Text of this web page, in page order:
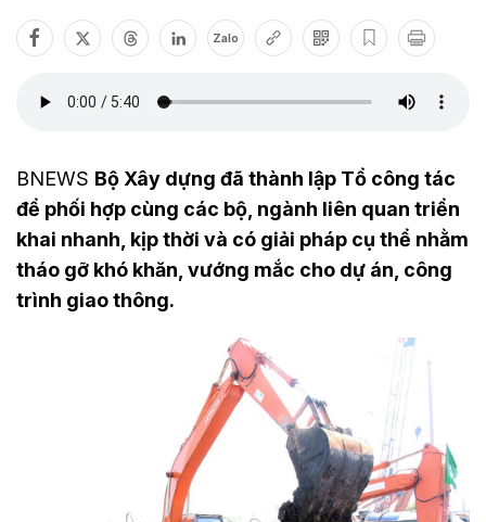
Zalo
BNEWS Bộ Xây dựng đã thành lập Tổ công tác
để phối hợp cùng các bộ, ngành liên quan triển
khai nhanh, kịp thời và có giải pháp cụ thể nhằm
tháo gỡ khó khăn, vướng mắc cho dự án, công
trình giao thông.